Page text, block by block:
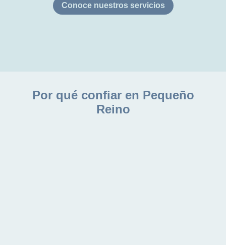
Conoce nuestros servicios
Por qué confiar en Pequeño
Reino